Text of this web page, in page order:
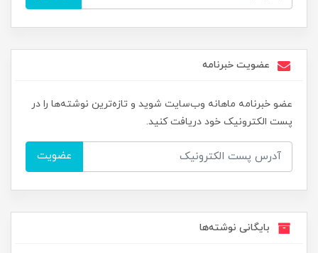
عضویت خبرنامه
عضو خبرنامه ماهانه وب‌سایت شوید و تازه‌ترین نوشته‌ها را در
پست الکترونیک خود دریافت کنید.
عضویت
بایگانی نوشته‌ها